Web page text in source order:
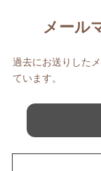
メール
過去にお送りした
ています。